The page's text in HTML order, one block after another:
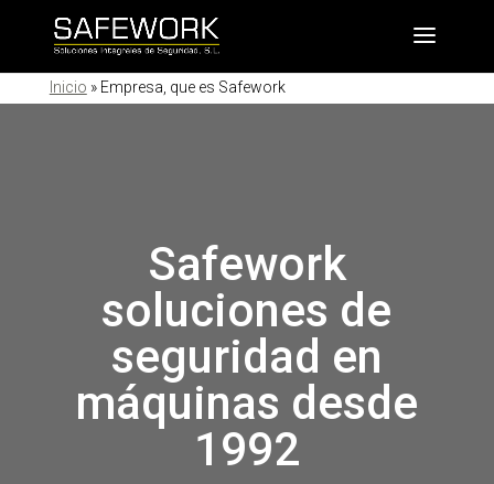
Inicio » Empresa, que es Safework
Safework
soluciones de
seguridad en
máquinas desde
1992